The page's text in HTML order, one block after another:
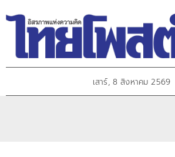
เสาร์, 8 สิงหาคม 2569